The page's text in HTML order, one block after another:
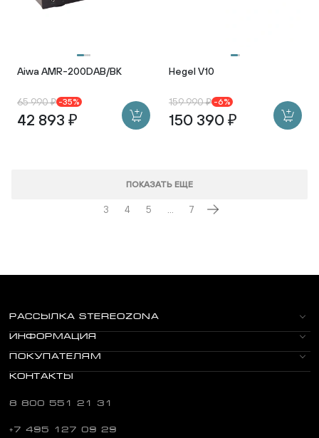
Aiwa AMR-200DAB/BK
65 990 ₽ -35%
42 893 ₽
Hegel V10
159 990 ₽ -6%
150 390 ₽
ПОКАЗАТЬ ЕЩЕ
3 4 5 ... 7
РАССЫЛКА STEREOZONA
ИНФОРМАЦИЯ
ПОКУПАТЕЛЯМ
КОНТАКТЫ
8 800 551 21 31
+7 495 127 09 29